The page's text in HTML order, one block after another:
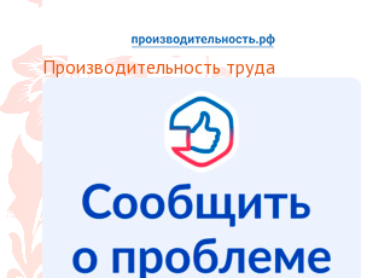
Производительность труда